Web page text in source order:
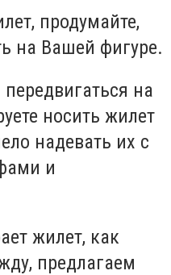
продумайте,
на Вашей фигуре.
на
носить жилет
надевать их с
и
жилет, как
предлагаем